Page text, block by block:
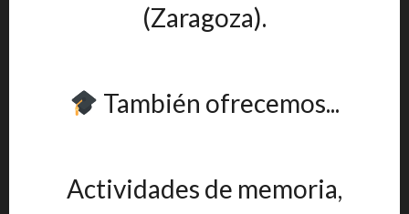
(Zaragoza).
También ofrecemos...
Actividades de memoria,